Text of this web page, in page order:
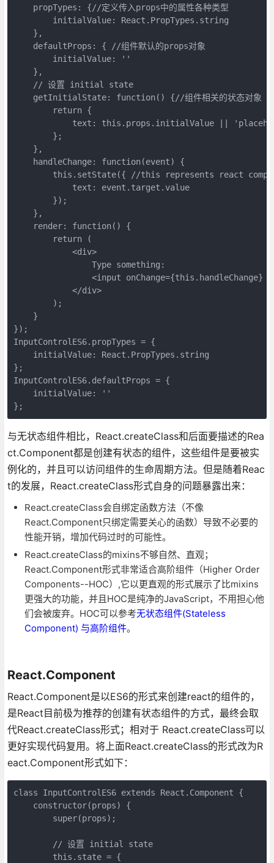
    propTypes: {//定义传入props中的属性各种类型
        initialValue: React.PropTypes.string
    },
    defaultProps: { //组件默认的props对象
        initialValue: ''
    },
    // 设置 initial state
    getInitialState: function() {//组件相关的状态对象
        return {
text: this.props.initialValue ||
        };
    },
    handleChange: function(event) {
this.setState({ //this represents react
            text: event.target.value
        });
    },
    render: function() {
        return (
            <div>
                Type something:
<input onChange={this.handleChange}
            </div>
        );
    }
});
InputControlES6.propTypes = {
    initialValue: React.PropTypes.string
};
InputControlES6.defaultProps = {
    initialValue: ''
};
与无状态组件相比，React.createClass和后面要描述的Rea
ct.Component都是创建有状态的组件，这些组件是要被实
例化的，并且可以访问组件的生命周期方法。但是随着Reac
t的发展，React.createClass形式自身的问题暴露出来：
React.createClass会自绑定函数方法（不像
React.Component只绑定需要关心的函数）导致不必要的
性能开销，增加代码过时的可能性。
React.createClass的mixins不够自然、直观；
React.Component形式非常适合高阶组件（Higher Order
Components--HOC）,它以更直观的形式展示了比mixins
更强大的功能，并且HOC是纯净的JavaScript，不用担心他
们会被废弃。HOC可以参考无状态组件(Stateless
Component) 与高阶组件。
React.Component
React.Component是以ES6的形式来创建react的组件的，
是React目前极为推荐的创建有状态组件的方式，最终会取
代React.createClass形式；相对于 React.createClass可以
更好实现代码复用。将上面React.createClass的形式改为R
eact.Component形式如下：
class InputControlES6 extends React.Component {
    constructor(props) {
        super(props);
        // 设置 initial state
        this.state = {